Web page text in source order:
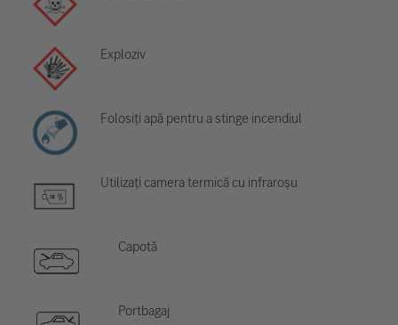
Exploziv
Folosiți apă pentru a stinge incendiul
Utilizați camera termică cu infraroșu
Capotă
Portbagaj